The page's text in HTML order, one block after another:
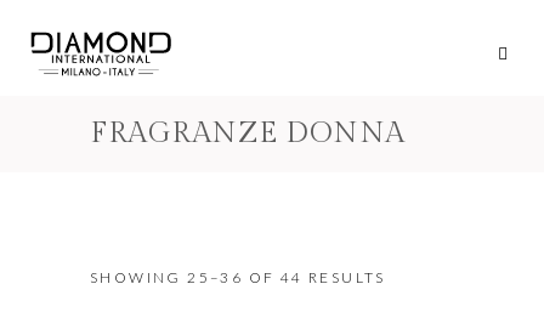
FRAGRANZE DONNA
SHOWING 25–36 OF 44 RESULTS